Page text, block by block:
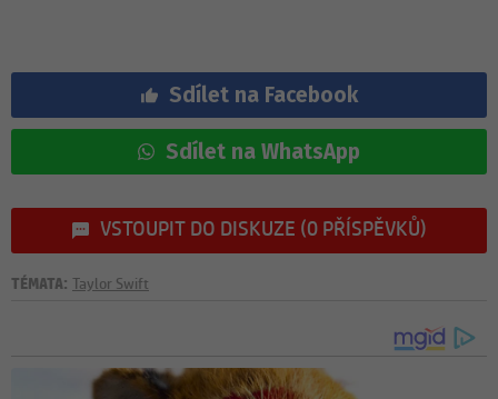
Sdílet na Facebook
Sdílet na WhatsApp
VSTOUPIT DO DISKUZE (0 PŘÍSPĚVKŮ)
TÉMATA: Taylor Swift